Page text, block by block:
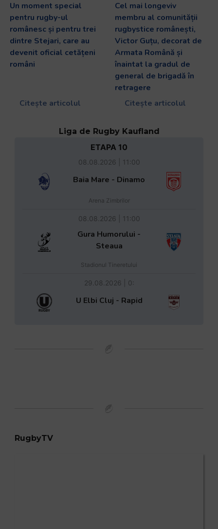
Un moment special
pentru rugby-ul
românesc și pentru trei
dintre Stejari, care au
devenit oficial cetățeni
români
Citește articolul
Cel mai longeviv
membru al comunității
rugbystice românești,
Victor Guțu, decorat de
Armata Română și
înaintat la gradul de
general de brigadă în
retragere
Citește articolul
Liga de Rugby Kaufland
ETAPA 10
08.08.2026 | 11:00
Baia Mare - Dinamo
Arena Zimbrilor
08.08.2026 | 11:00
Gura Humorului -
Steaua
Stadionul Tineretului
29.08.2026 | 0:
U Elbi Cluj - Rapid
RugbyTV